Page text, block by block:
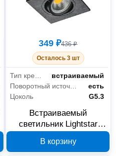
349 ₽436 ₽
Осталось 3 шт
Тип крепления
встраиваемый
Поворотный источник света
есть
Цоколь
G5.3
Встраиваемый
светильник Lightstar
15 Вт
В корзину